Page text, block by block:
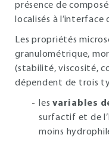
présence de
localisés à l’interface
Les propriétés
granulométrique,
(stabilité, viscosité,
dépendent de trois
les variables
surfactif et de
moins